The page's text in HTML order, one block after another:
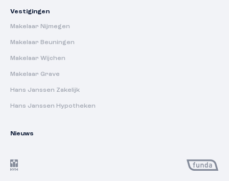
Vestigingen
Makelaar Nijmegen
Makelaar Beuningen
Makelaar Wijchen
Makelaar Grave
Hans Janssen Zakelijk
Hans Janssen Hypotheken
Nieuws